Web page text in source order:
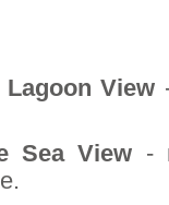
Lagoon View
Sea View -